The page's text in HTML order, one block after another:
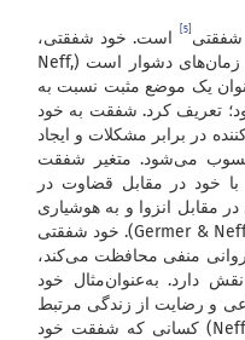
شفقتی [5]
است. خود شفقتی،
مراقبت و دلسوزی نسبت به خود در زمان‌های دشوار است (Neff,
یک موضع مثبت نسبت به
تعریف کرد. شفقت به خود
در برابر مشکلات و ایجاد
می‌شود. متغیر شفقت
خود در مقابل قضاوت در
مقابل انزوا و به هوشیاری
در مقابل همانندسازی فزاینده (Germer & Neff, 2013). خود شفقتی
روانی منفی محافظت می‌کند،
دارد. به‌عنوان‌مثال خود
و رضایت از زندگی مرتبط
است (Neff, Rude, & Kirkpatrick, 2007) کسانی که شفقت خود